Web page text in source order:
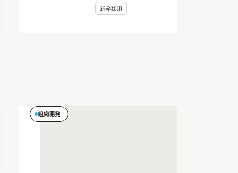
新卒採用
組織開発